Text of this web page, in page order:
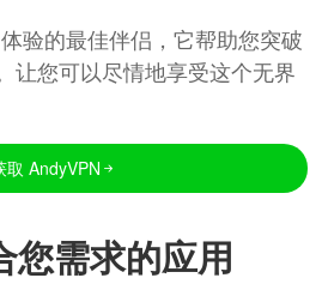
验的最佳伴侣，它帮助您突破
让您可以尽情地享受这个无界
取 AndyVPN
您需求的应用